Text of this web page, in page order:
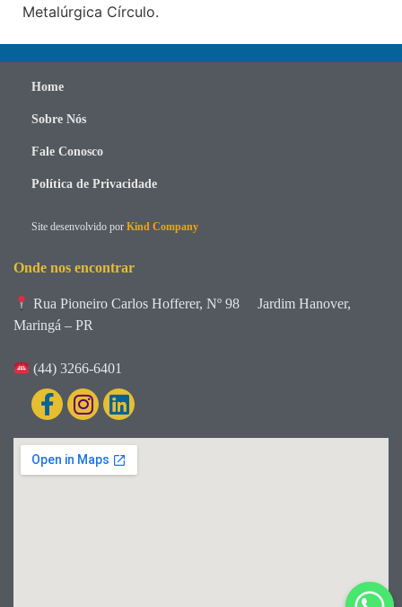
Metalúrgica Círculo.
Home
Sobre Nós
Fale Conosco
Política de Privacidade
Site desenvolvido por Kind Company
Onde nos encontrar
Rua Pioneiro Carlos Hofferer, Nº 98
Jardim Hanover,
Maringá – PR
(44) 3266-6401